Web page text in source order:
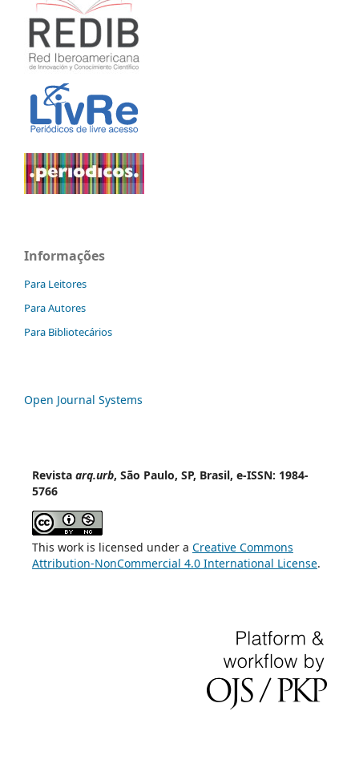
Informações
Para Leitores
Para Autores
Para Bibliotecários
Open Journal Systems
Revista arq.urb, São Paulo, SP, Brasil, e-ISSN: 1984-
5766
This work is licensed under a Creative Commons
Attribution-NonCommercial 4.0 International License.